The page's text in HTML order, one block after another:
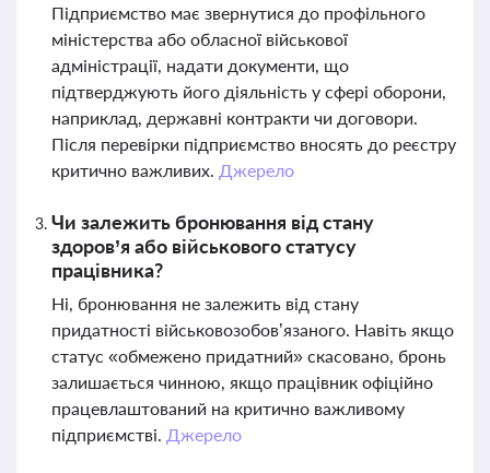
Підприємство має звернутися до профільного
міністерства або обласної військової
адміністрації, надати документи, що
підтверджують його діяльність у сфері оборони,
наприклад, державні контракти чи договори.
Після перевірки підприємство вносять до реєстру
критично важливих. Джерело
Чи залежить бронювання від стану
здоров’я або військового статусу
працівника?
Ні, бронювання не залежить від стану
придатності військовозобов’язаного. Навіть якщо
статус «обмежено придатний» скасовано, бронь
залишається чинною, якщо працівник офіційно
працевлаштований на критично важливому
підприємстві. Джерело